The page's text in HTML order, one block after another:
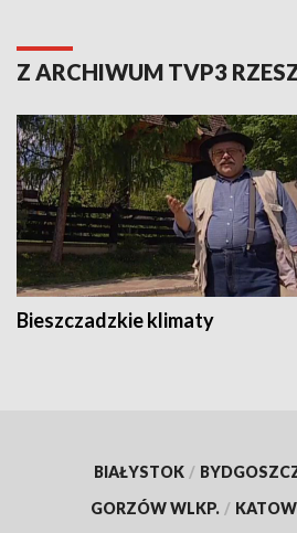
Z ARCHIWUM TVP3
Bieszczadzkie klimaty
BIAŁYSTOK /
GORZÓW WLKP. /